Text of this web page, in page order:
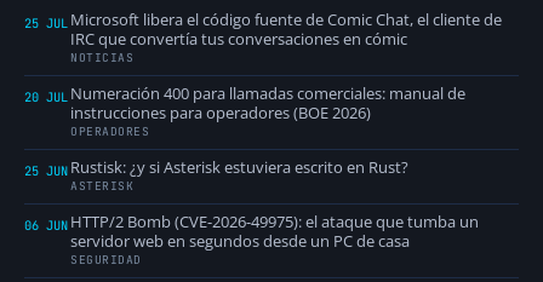
25 JUL Microsoft libera el código fuente de Comic Chat, el cliente de
IRC que convertía tus conversaciones en cómic
NOTICIAS
20 JUL Numeración 400 para llamadas comerciales: manual de
instrucciones para operadores (BOE 2026)
OPERADORES
25 JUN Rustisk: ¿y si Asterisk estuviera escrito en Rust?
ASTERISK
06 JUN HTTP/2 Bomb (CVE-2026-49975): el ataque que tumba un
servidor web en segundos desde un PC de casa
SEGURIDAD